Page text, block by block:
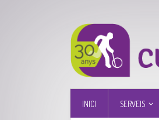
INICI SERVEIS